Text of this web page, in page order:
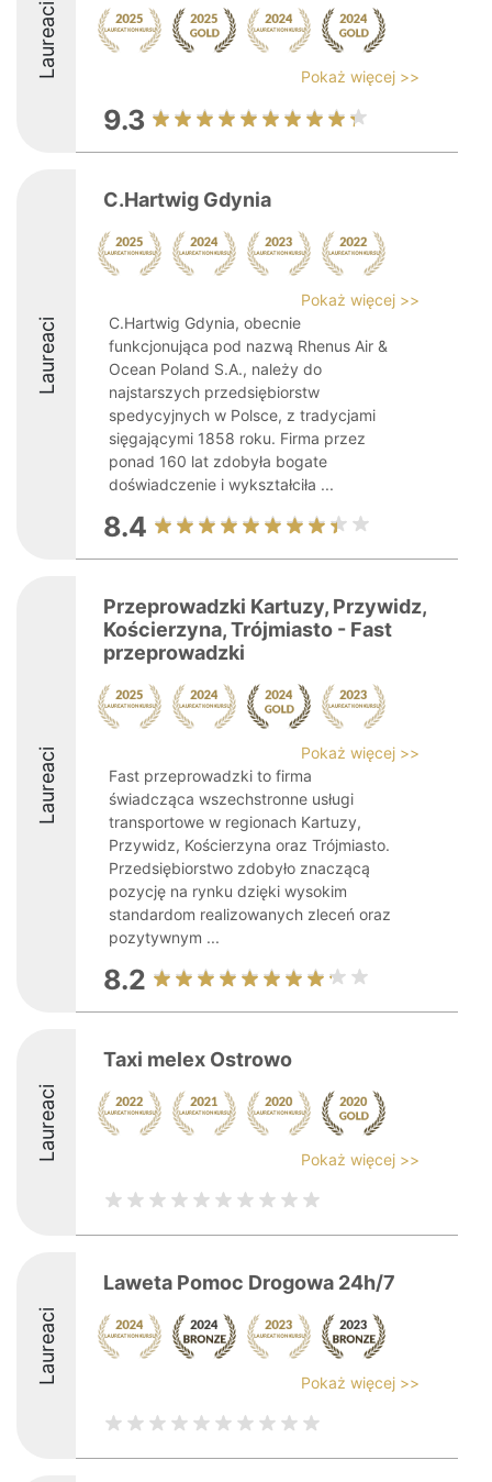
Laureaci Pokaż więcej >>
9.3
Laureaci
C.Hartwig Gdynia
Pokaż więcej >>
C.Hartwig Gdynia, obecnie
funkcjonująca pod nazwą Rhenus Air &
Ocean Poland S.A., należy do
najstarszych przedsiębiorstw
spedycyjnych w Polsce, z tradycjami
sięgającymi 1858 roku. Firma przez
ponad 160 lat zdobyła bogate
doświadczenie i wykształciła ...
8.4
Laureaci
Przeprowadzki Kartuzy, Przywidz,
Kościerzyna, Trójmiasto - Fast
przeprowadzki
Pokaż więcej >>
Fast przeprowadzki to firma
świadcząca wszechstronne usługi
transportowe w regionach Kartuzy,
Przywidz, Kościerzyna oraz Trójmiasto.
Przedsiębiorstwo zdobyło znaczącą
pozycję na rynku dzięki wysokim
standardom realizowanych zleceń oraz
pozytywnym ...
8.2
Laureaci
Taxi melex Ostrowo
Pokaż więcej >>
Laureaci
Laweta Pomoc Drogowa 24h/7
Pokaż więcej >>